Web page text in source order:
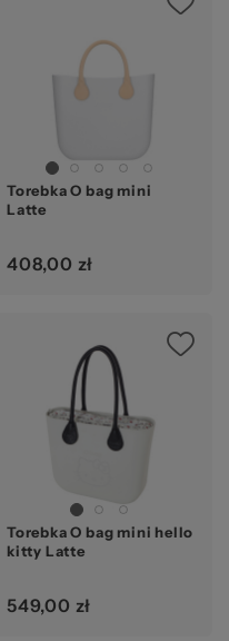
Torebka O bag mini
Latte
408,00 zł
Torebka O bag mini hello
kitty Latte
549,00 zł